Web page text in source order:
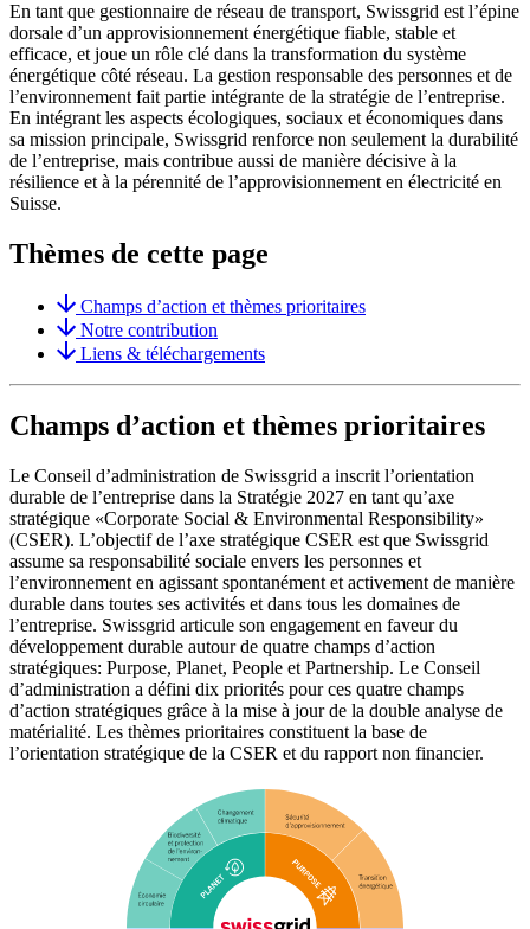
En tant que gestionnaire de réseau de transport, Swissgrid est l’épine
dorsale d’un approvisionnement énergétique fiable, stable et
efficace, et joue un rôle clé dans la transformation du système
énergétique côté réseau. La gestion responsable des personnes et de
l’environnement fait partie intégrante de la stratégie de l’entreprise.
En intégrant les aspects écologiques, sociaux et économiques dans
sa mission principale, Swissgrid renforce non seulement la durabilité
de l’entreprise, mais contribue aussi de manière décisive à la
résilience et à la pérennité de l’approvisionnement en électricité en
Suisse.
Thèmes de cette page
Champs d’action et thèmes prioritaires
Notre contribution
Liens & téléchargements
Champs d’action et thèmes prioritaires
Le Conseil d’administration de Swissgrid a inscrit l’orientation
durable de l’entreprise dans la Stratégie 2027 en tant qu’axe
stratégique «Corporate Social & Environmental Responsibility»
(CSER). L’objectif de l’axe stratégique CSER est que Swissgrid
assume sa responsabilité sociale envers les personnes et
l’environnement en agissant spontanément et activement de manière
durable dans toutes ses activités et dans tous les domaines de
l’entreprise. Swissgrid articule son engagement en faveur du
développement durable autour de quatre champs d’action
stratégiques: Purpose, Planet, People et Partnership. Le Conseil
d’administration a défini dix priorités pour ces quatre champs
d’action stratégiques grâce à la mise à jour de la double analyse de
matérialité. Les thèmes prioritaires constituent la base de
l’orientation stratégique de la CSER et du rapport non financier.